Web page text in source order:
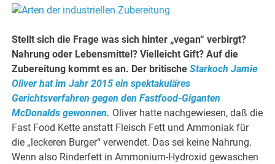
Stellt sich die Frage was sich hinter „vegan“ verbirgt?
Nahrung oder Lebensmittel? Vielleicht Gift? Auf die
Zubereitung kommt es an. Der britischeStarkoch Jamie
Oliver hat im Jahr 2015 ein spektakuläres
Gerichtsverfahren gegen den Fastfood-Giganten
McDonalds gewonnen. Oliver hatte nachgewiesen, daß die
Fast Food Kette anstatt Fleisch Fett und Ammoniak für
die „leckeren Burger“ verwendet. Das sei keine Nahrung.
Wenn also Rinderfett in Ammonium-Hydroxid gewaschen